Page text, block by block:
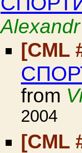
[CML
from
2004
[CML